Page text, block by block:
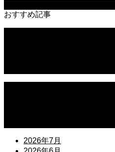
おすすめ記事
2026年7月